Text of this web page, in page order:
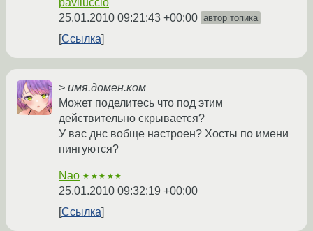
pavliuccio
25.01.2010 09:21:43 +00:00 автор топика
Ссылка
> имя.домен.ком
Может поделитесь что под этим
действительно скрывается?
У вас днс вобще настроен? Хосты по имени
пингуются?
Nao ★★★★★
25.01.2010 09:32:19 +00:00
Ссылка